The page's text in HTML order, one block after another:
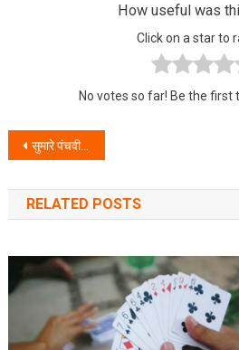
How useful was
Click on a star to
No votes so far! Be the first
Post navigation
सुमारे पंचवीस लाखाचे गहाळ झालेले मोबाईल परत मिळवून देण्यात पोलिसांना यश.
RELATED POSTS